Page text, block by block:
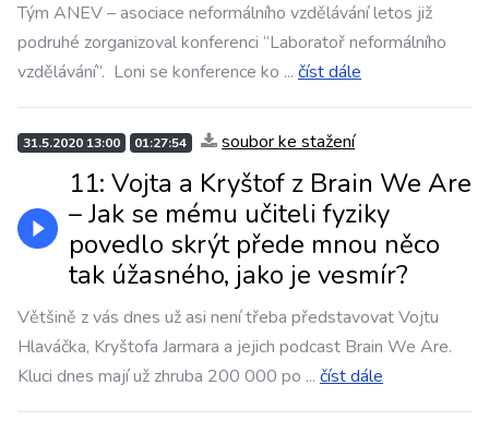
Tým ANEV – asociace neformálního vzdělávání letos již
podruhé zorganizoval konferenci “Laboratoř neformálního
vzdělávání”. Loni se konference ko ... číst dále
31.5.2020 13:00 01:27:54 soubor ke stažení
11: Vojta a Kryštof z Brain We Are
– Jak se mému učiteli fyziky
povedlo skrýt přede mnou něco
tak úžasného, jako je vesmír?
Většině z vás dnes už asi není třeba představovat Vojtu
Hlaváčka, Kryštofa Jarmara a jejich podcast Brain We Are.
Kluci dnes mají už zhruba 200 000 po ... číst dále